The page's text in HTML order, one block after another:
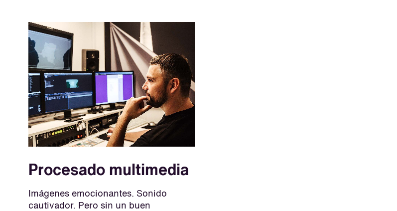
Procesado multimedia
Imágenes emocionantes. Sonido
cautivador. Pero sin un buen